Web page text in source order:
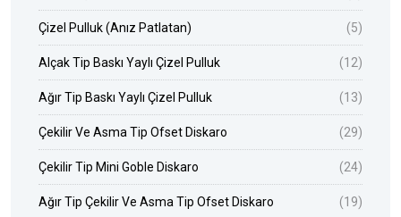
Çizel Pulluk (Anız Patlatan) (5)
Alçak Tip Baskı Yaylı Çizel Pulluk (12)
Ağır Tip Baskı Yaylı Çizel Pulluk (13)
Çekilir Ve Asma Tip Ofset Diskaro (29)
Çekilir Tip Mini Goble Diskaro (24)
Ağır Tip Çekilir Ve Asma Tip Ofset Diskaro (19)